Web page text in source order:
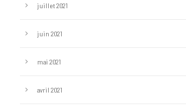
juillet 2021
juin 2021
mai 2021
avril 2021